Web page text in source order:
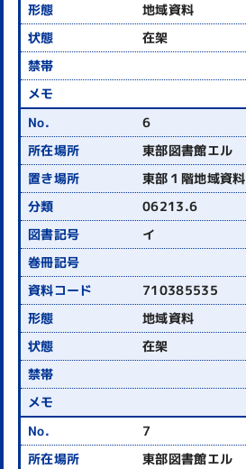
地域資料
在架
6
東部図書館エル
東部１階地域資料
06213.6
イ
710385535
地域資料
在架
7
東部図書館エル